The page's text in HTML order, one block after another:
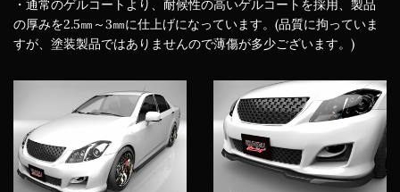
・通常のゲルコートより、耐候性の高いゲルコートを採用、製品
の厚みを2.5㎜～3㎜に仕上げになっています。(品質に拘っていま
すが、塗装製品ではありませんので薄傷が多少ございます。)